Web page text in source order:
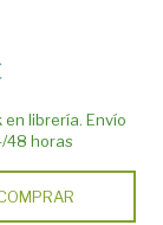
en librería. Envío
48 horas